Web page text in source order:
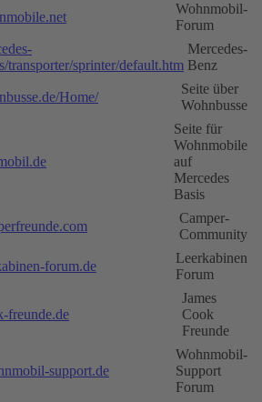
Wohnmobil-
Forum
transporter/sprinter/default.htm
Mercedes-
Benz
Home/
Seite über
Wohnbusse
Seite für
Wohnmobile
auf
Mercedes
Basis
Camper-
Community
forum.de
Leerkabinen
Forum
freunde.de
James
Cook
Freunde
support.de
Wohnmobil-
Support
Forum